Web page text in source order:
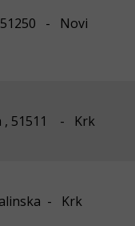
51250 - Novi
, 51511 - Krk
- Krk